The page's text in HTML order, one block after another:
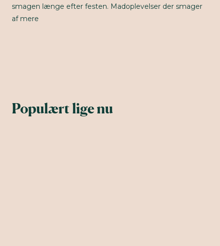
smagen længe efter festen. Madoplevelser der smager
af mere
Populært lige nu